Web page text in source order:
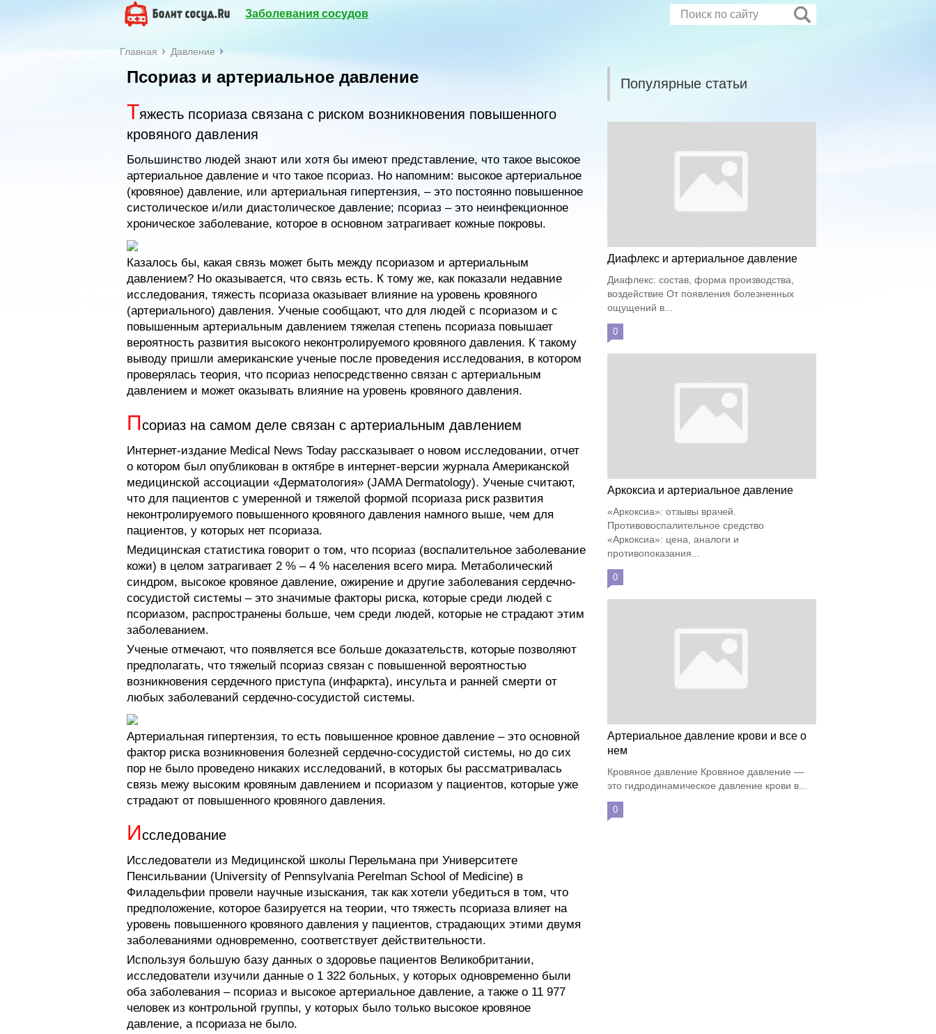
Заболевания сосудов
Главная Давление
Псориаз и артериальное давление
Тяжесть псориаза связана с риском возникновения повышенного
кровяного давления
Большинство людей знают или хотя бы имеют представление, что такое высокое
артериальное давление и что такое псориаз. Но напомним: высокое артериальное
(кровяное) давление, или артериальная гипертензия, – это постоянно повышенное
систолическое и/или диастолическое давление; псориаз – это неинфекционное
хроническое заболевание, которое в основном затрагивает кожные покровы.
Казалось бы, какая связь может быть между псориазом и артериальным
давлением? Но оказывается, что связь есть. К тому же, как показали недавние
исследования, тяжесть псориаза оказывает влияние на уровень кровяного
(артериального) давления. Ученые сообщают, что для людей с псориазом и с
повышенным артериальным давлением тяжелая степень псориаза повышает
вероятность развития высокого неконтролируемого кровяного давления. К такому
выводу пришли американские ученые после проведения исследования, в котором
проверялась теория, что псориаз непосредственно связан с артериальным
давлением и может оказывать влияние на уровень кровяного давления.
Псориаз на самом деле связан с артериальным давлением
Интернет-издание Medical News Today рассказывает о новом исследовании, отчет
о котором был опубликован в октябре в интернет-версии журнала Американской
медицинской ассоциации «Дерматология» (JAMA Dermatology). Ученые считают,
что для пациентов с умеренной и тяжелой формой псориаза риск развития
неконтролируемого повышенного кровяного давления намного выше, чем для
пациентов, у которых нет псориаза.
Медицинская статистика говорит о том, что псориаз (воспалительное заболевание
кожи) в целом затрагивает 2 % – 4 % населения всего мира. Метаболический
синдром, высокое кровяное давление, ожирение и другие заболевания сердечно-
сосудистой системы – это значимые факторы риска, которые среди людей с
псориазом, распространены больше, чем среди людей, которые не страдают этим
заболеванием.
Ученые отмечают, что появляется все больше доказательств, которые позволяют
предполагать, что тяжелый псориаз связан с повышенной вероятностью
возникновения сердечного приступа (инфаркта), инсульта и ранней смерти от
любых заболеваний сердечно-сосудистой системы.
Артериальная гипертензия, то есть повышенное кровное давление – это основной
фактор риска возникновения болезней сердечно-сосудистой системы, но до сих
пор не было проведено никаких исследований, в которых бы рассматривалась
связь межу высоким кровяным давлением и псориазом у пациентов, которые уже
страдают от повышенного кровяного давления.
Исследование
Исследователи из Медицинской школы Перельмана при Университете
Пенсильвании (University of Pennsylvania Perelman School of Medicine) в
Филадельфии провели научные изыскания, так как хотели убедиться в том, что
предположение, которое базируется на теории, что тяжесть псориаза влияет на
уровень повышенного кровяного давления у пациентов, страдающих этими двумя
заболеваниями одновременно, соответствует действительности.
Используя большую базу данных о здоровье пациентов Великобритании,
исследователи изучили данные о 1 322 больных, у которых одновременно были
оба заболевания – псориаз и высокое артериальное давление, а также о 11 977
человек из контрольной группы, у которых было только высокое кровяное
давление, а псориаза не было.
Популярные статьи
Диафлекс и артериальное давление
Диафлекс: состав, форма производства,
воздействие От появления болезненных
ощущений в...
0
Аркоксиа и артериальное давление
«Аркоксиа»: отзывы врачей.
Противовоспалительное средство
«Аркоксиа»: цена, аналоги и
противопоказания...
0
Артериальное давление крови и все о
нем
Кровяное давление Кровяное давление —
это гидродинамическое давление крови в...
0